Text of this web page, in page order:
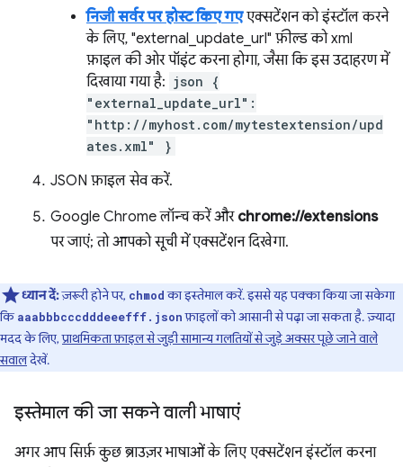
निजी सर्वर पर होस्ट किए गएएक्सटेंशन को इंस्टॉल करने
के लिए, "external_update_url" फ़ील्ड को xml
फ़ाइल की ओर पॉइंट करना होगा, जैसा कि इस उदाहरण में
दिखाया गया है: json {
"external_update_url":
"http://myhost.com/mytestextension/upd
ates.xml" }
JSON फ़ाइल सेव करें.
Google Chrome लॉन्च करें और chrome://extensions
पर जाएं; तो आपको सूची में एक्सटेंशन दिखेगा.
ध्यान दें:ज़रूरी होने पर, chmodका इस्तेमाल करें. इससे यह पक्का किया जा सकेगा
कि aaabbbcccdddeeefff.jsonफ़ाइलों को आसानी से पढ़ा जा सकता है. ज़्यादा
मदद के लिए,प्राथमिकता फ़ाइल से जुड़ी सामान्य गलतियों से जुड़े अक्सर पूछे जाने वाले
सवालदेखें.
इस्तेमाल की जा सकने वाली भाषाएं
अगर आप सिर्फ़ कुछ ब्राउज़र भाषाओं के लिए एक्सटेंशन इंस्टॉल करना